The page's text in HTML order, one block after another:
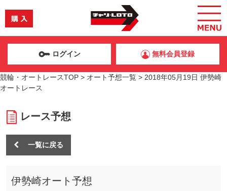
ログイン 無料会員登録
競輪・オートレースTOP > オート予想一覧 > 2018年05月19日 伊勢崎
オートレース
レース予想
一覧に戻る
伊勢崎オート予想